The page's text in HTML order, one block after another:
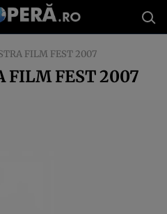
FILM FEST 2007
FILM FEST 2007